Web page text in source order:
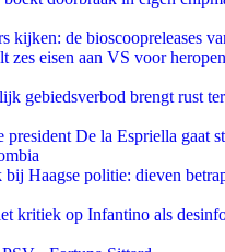
kijken: de bioscoopreleases
zes eisen aan VS voor
gebiedsverbod brengt rust
president De la Espriella gaat
bij Haagse politie: dieven
kritiek op Infantino als